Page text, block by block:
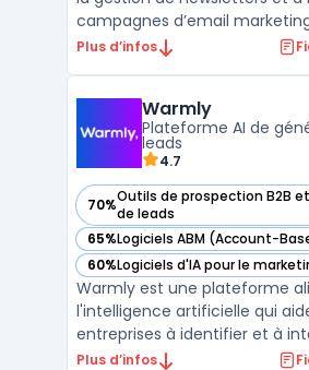
campagnes d’email
aux entreprises de toutes
sans compétence technique
service se dis ...
Plus d’infos
Warmly
Plateforme AI de
leads
4.7
70%Outils de prospection B2B
de leads
— voir Warmly dans cette
65%Logiciels ABM (Account-
— voir Warmly dans cette
60%Logiciels d'IA pour le
— voir Warmly dans cette
Warmly est une plateforme
l'intelligence artificielle qui
entreprises à identifier et à
des visiteurs à fort potentiel
Plus d’infos